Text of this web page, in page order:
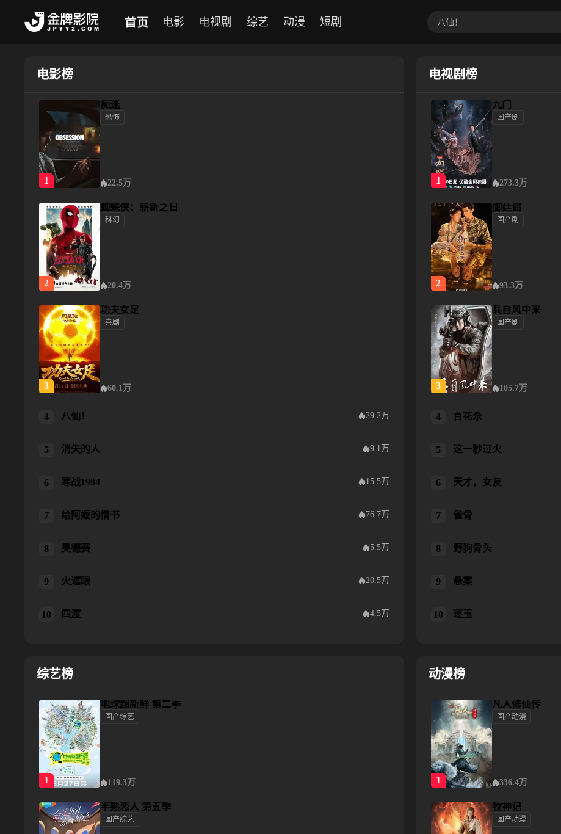
首页 电影 电视剧 综艺 动漫 短剧
电影榜
痴迷
1
痴迷
恐怖
22.5万
蜘蛛侠：崭新之日
2
蜘蛛侠：崭新之日
科幻
20.4万
功夫女足
3
功夫女足
喜剧
60.1万
4 八仙！ 29.2万
八仙！
5 消失的人 9.1万
消失的人
6 寒战1994 15.5万
寒战1994
7 给阿嬷的情书 76.7万
给阿嬷的情书
8 奥德赛 5.5万
奥德赛
9 火遮眼 20.5万
火遮眼
10 四渡 4.5万
四渡
电视剧榜
九门
1
九门
国产剧
273.3万
御廷谣‎
2
御廷谣‎
国产剧
93.3万
兵自风中来
3
兵自风中来
国产剧
105.7万
4 百花杀
百花杀
5 这一秒过火
这一秒过火
6 天才，女友
天才，女友
7 雀骨
雀骨
8 野狗骨头
野狗骨头
9 悬案
悬案
10 逐玉
逐玉
综艺榜
地球超新鲜 第二季
1
地球超新鲜 第二季
国产综艺
119.3万
半熟恋人 第五季
国产综艺
动漫榜
凡人修仙传
1
凡人修仙传
国产动漫
336.4万
牧神记
国产动漫